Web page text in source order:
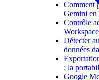
Comment
Gemini en
Contrôle
Détecter
données
: la
Google